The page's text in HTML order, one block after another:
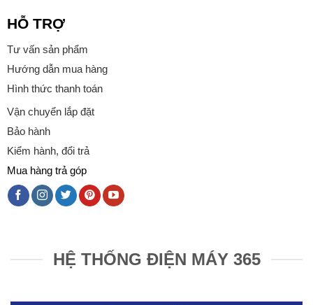
HỖ TRỢ
Tư vấn sản phẩm
Hướng dẫn mua hàng
Hình thức thanh toán
Vận chuyển lắp đặt
Bảo hành
Kiểm hành, đổi trả
Mua hàng trả góp
HỆ THỐNG ĐIỆN MÁY 365